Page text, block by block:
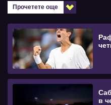
Прочетете още
в